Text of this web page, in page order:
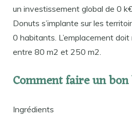
un investissement global de 0
Donuts s’implante sur les
0 habitants. L’emplacement
entre 80 m2 et 250 m2.
Comment faire un
Ingrédients